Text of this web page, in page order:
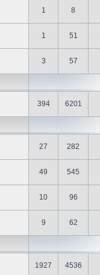
1 8
1 51
3 57
394 6201
27 282
49 545
10 96
9 62
1927 4536